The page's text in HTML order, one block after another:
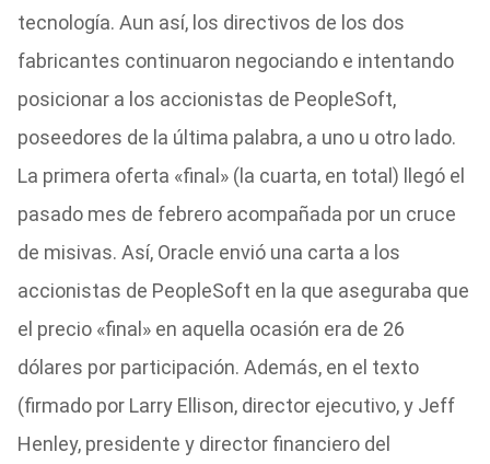
tecnología. Aun así, los directivos de los dos
fabricantes continuaron negociando e intentando
posicionar a los accionistas de PeopleSoft,
poseedores de la última palabra, a uno u otro lado.
La primera oferta «final» (la cuarta, en total) llegó el
pasado mes de febrero acompañada por un cruce
de misivas. Así, Oracle envió una carta a los
accionistas de PeopleSoft en la que aseguraba que
el precio «final» en aquella ocasión era de 26
dólares por participación. Además, en el texto
(firmado por Larry Ellison, director ejecutivo, y Jeff
Henley, presidente y director financiero del